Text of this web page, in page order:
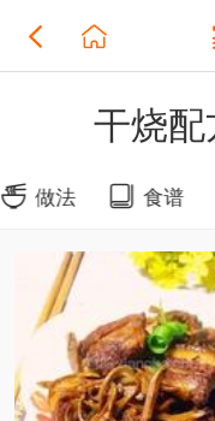
干烧配
做法 食谱